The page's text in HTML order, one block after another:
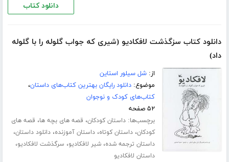
دانلود کتاب
دانلود کتاب سزگذشت لافکادیو (شیری که جواب گلوله را با گلوله
داد)
از:شل سیلور استاین
موضوع:دانلود رایگان بهترین کتاب‌های داستان،
کتاب‌های کودک و نوجوان
۵۲ صفحه
برچسب‌ها:داستان کودکان، قصه های بچه ها، قصه های
کودکان،داستان کوتاه،داستان آموزنده،دانلود داستان،
داستان ترجمه شده،شیر لافکادیو، سرگذشت لافکادیو،
داستان لافکادیو